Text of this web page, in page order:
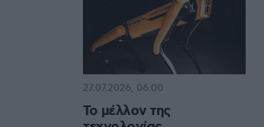
Το μέλλον της
27.07.2026, 06:00